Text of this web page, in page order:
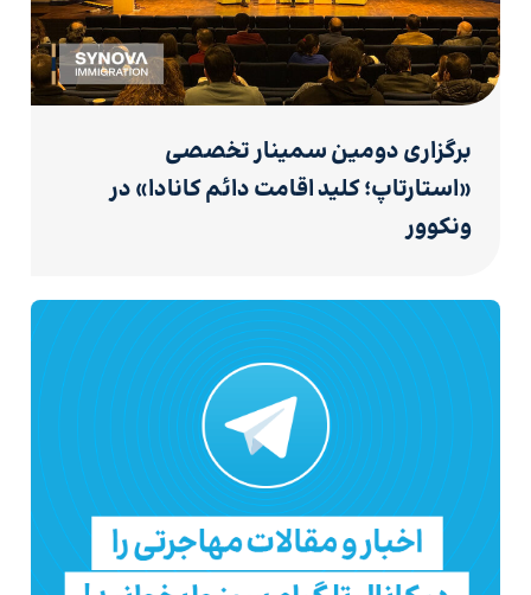
برگزاری دومین سمینار تخصصی
«استارتاپ؛ کلید اقامت دائم کانادا» در
ونکوور